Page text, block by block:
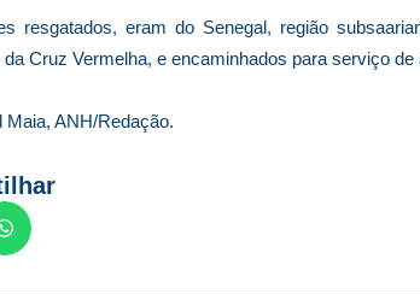
resgatados, eram do Senegal, região
Cruz Vermelha, e encaminhados para serviço
Maia, ANH/Redação.